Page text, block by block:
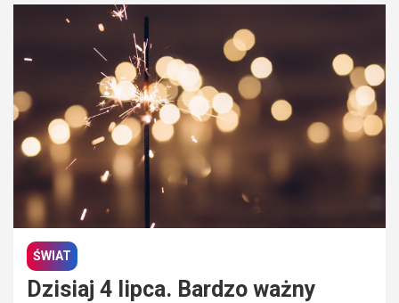
ŚWIAT
Dzisiaj 4 lipca. Bardzo ważny